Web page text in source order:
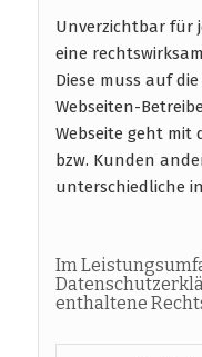
Unverzichtbar für
eine
Diese muss auf
Webseiten-
Webseite geht mit
bzw. Kunden
unterschiedliche
Im
enthaltene